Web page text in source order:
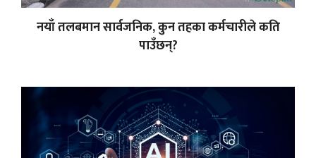
नयाँ तलबमान सार्वजनिक, कुन तहका कर्मचारीले कति
पाउँछन्?